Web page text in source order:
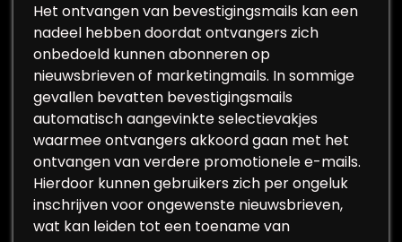
Het ontvangen van bevestigingsmails kan een
nadeel hebben doordat ontvangers zich
onbedoeld kunnen abonneren op
nieuwsbrieven of marketingmails. In sommige
gevallen bevatten bevestigingsmails
automatisch aangevinkte selectievakjes
waarmee ontvangers akkoord gaan met het
ontvangen van verdere promotionele e-mails.
Hierdoor kunnen gebruikers zich per ongeluk
inschrijven voor ongewenste nieuwsbrieven,
wat kan leiden tot een toename van